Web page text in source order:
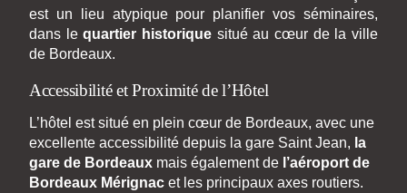
est un lieu atypique pour planifier vos séminaires,
dans lequartier historique situé au cœur de la ville
de Bordeaux.
Accessibilité et Proximité de l’Hôtel
L’hôtel est situé en plein cœur de Bordeaux, avec une
excellente accessibilité depuis la gare Saint Jean, la
gare de Bordeaux mais également de l’aéroport de
Bordeaux Mérignac et les principaux axes routiers.